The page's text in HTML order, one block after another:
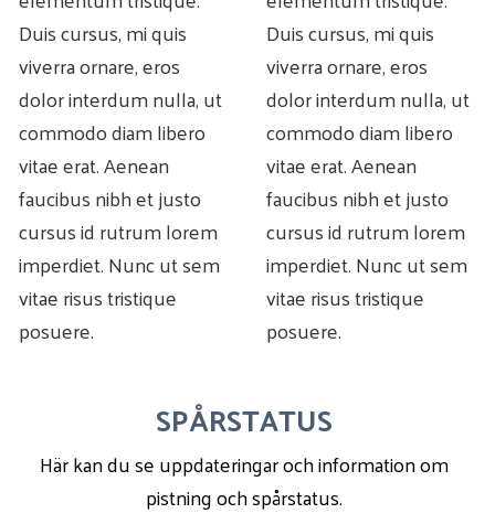
Duis cursus, mi quis
viverra ornare, eros
dolor interdum nulla, ut
commodo diam libero
vitae erat. Aenean
faucibus nibh et justo
cursus id rutrum lorem
imperdiet. Nunc ut sem
vitae risus tristique
posuere.
Duis cursus, mi quis
viverra ornare, eros
dolor interdum nulla, ut
commodo diam libero
vitae erat. Aenean
faucibus nibh et justo
cursus id rutrum lorem
imperdiet. Nunc ut sem
vitae risus tristique
posuere.
SPÅRSTATUS
Här kan du se uppdateringar och information om
pistning och spårstatus.